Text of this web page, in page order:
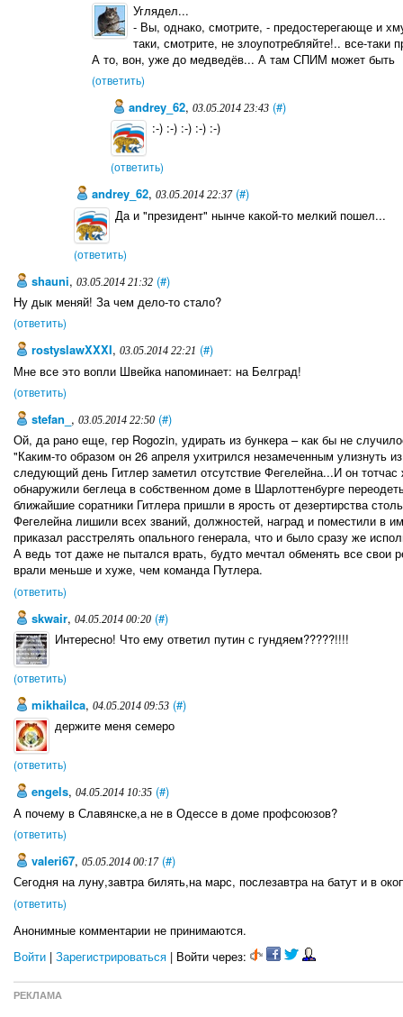
Углядел...
- Вы, однако, смотрите, - предостерегающе и
таки, смотрите, не злоупотребляйте!.. все-таки
А то, вон, уже до медведёв... А там СПИМ может быть
(ответить)
andrey_62, 03.05.2014 23:43 (#)
:-) :-) :-) :-) :-)
(ответить)
andrey_62, 03.05.2014 22:37 (#)
Да и "президент" нынче какой-то мелкий пошел...
(ответить)
shauni, 03.05.2014 21:32 (#)
Ну дык меняй! За чем дело-то стало?
(ответить)
rostyslawXXXI, 03.05.2014 22:21 (#)
Мне все это вопли Швейка напоминает: на Белград!
(ответить)
stefan_ , 03.05.2014 22:50 (#)
Ой, да рано еще, гер Rogozin, удирать из бункера – как бы не
"Каким-то образом он 26 апреля ухитрился незамеченным улизнуть
следующий день Гитлер заметил отсутствие Фегелейна...И он
обнаружили беглеца в собственном доме в Шарлоттенбурге
ближайшие соратники Гитлера пришли в ярость от дезертирства
Фегелейна лишили всех званий, должностей, наград и поместили в
приказал расстрелять опального генерала, что и было сразу же
А ведь тот даже не пытался врать, будто мечтал обменять все свои
врали меньше и хуже, чем команда Путлера.
(ответить)
skwair, 04.05.2014 00:20 (#)
Интересно! Что ему ответил путин с гундяем?????!!!!
(ответить)
mikhailca, 04.05.2014 09:53 (#)
держите меня семеро
(ответить)
engels, 04.05.2014 10:35 (#)
А почему в Славянске,а не в Одессе в доме профсоюзов?
(ответить)
valeri67, 05.05.2014 00:17 (#)
Сегодня на луну,завтра билять,на марс, послезавтра на батут и в
(ответить)
Анонимные комментарии не принимаются.
Войти | Зарегистрироваться | Войти через:
РЕКЛАМА